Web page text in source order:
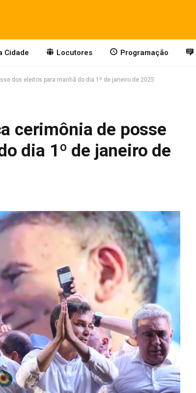
Cidade Locutores Programação
dos eleitos para manhã do dia 1º de janeiro de 2025
cerimônia de posse
dia 1º de janeiro de